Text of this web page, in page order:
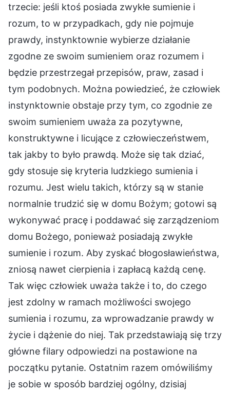
trzecie: jeśli ktoś posiada zwykłe sumienie i
rozum, to w przypadkach, gdy nie pojmuje
prawdy, instynktownie wybierze działanie
zgodne ze swoim sumieniem oraz rozumem i
będzie przestrzegał przepisów, praw, zasad i
tym podobnych. Można powiedzieć, że człowiek
instynktownie obstaje przy tym, co zgodnie ze
swoim sumieniem uważa za pozytywne,
konstruktywne i licujące z człowieczeństwem,
tak jakby to było prawdą. Może się tak dziać,
gdy stosuje się kryteria ludzkiego sumienia i
rozumu. Jest wielu takich, którzy są w stanie
normalnie trudzić się w domu Bożym; gotowi są
wykonywać pracę i poddawać się zarządzeniom
domu Bożego, ponieważ posiadają zwykłe
sumienie i rozum. Aby zyskać błogosławieństwa,
zniosą nawet cierpienia i zapłacą każdą cenę.
Tak więc człowiek uważa także i to, do czego
jest zdolny w ramach możliwości swojego
sumienia i rozumu, za wprowadzanie prawdy w
życie i dążenie do niej. Tak przedstawiają się trzy
główne filary odpowiedzi na postawione na
początku pytanie. Ostatnim razem omówiliśmy
je sobie w sposób bardziej ogólny, dzisiaj